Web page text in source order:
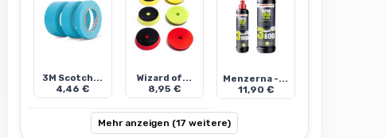
3M Scotch...
4,46 €
Wizard of...
8,95 €
Menzerna -...
11,90 €
Mehr anzeigen (17 weitere)